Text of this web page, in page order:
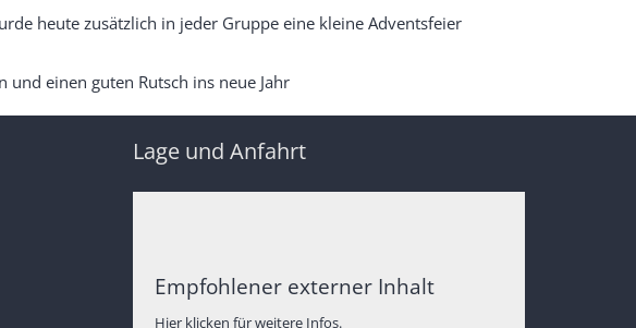
heute zusätzlich in jeder Gruppe eine kleine Adventsfeier
und einen guten Rutsch ins neue Jahr
Lage und Anfahrt
Empfohlener externer Inhalt
Hier klicken für weitere Infos.